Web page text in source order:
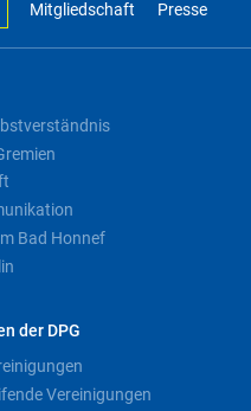
Mitgliedschaft Presse
Bad Honnef
der DPG
Vereinigungen